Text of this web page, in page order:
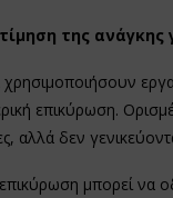
της ανάγκης
χρησιμοποιήσουν
επικύρωση.
αλλά δεν
μπορεί να